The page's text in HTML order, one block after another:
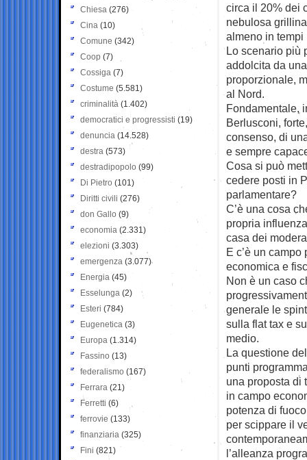
circa il 20% dei
nebulosa
almeno in tempi
Lo scenario più
addolcita da
proporzionale,
al Nord.
Fondamentale,
Berlusconi,
consenso, di
e sempre
Cosa si può
cedere posti in
parlamentare?
C’è una cosa
propria
casa dei
E c’è un
economica e
Non è un caso
generale le
sulla flat tax e
medio.
La questione
punti
una proposta di
in campo
potenza di
per scippare il
l’alleanza
Chiesa (276)
Cina (10)
Comune (342)
Coop (7)
Cossiga (7)
Costume (5.581)
criminalità (1.402)
democratici e progressisti (19)
denuncia (14.528)
destra (573)
destradipopolo (99)
Di Pietro (101)
Diritti civili (276)
don Gallo (9)
economia (2.331)
elezioni (3.303)
emergenza (3.077)
Energia (45)
Esselunga (2)
Esteri (784)
Eugenetica (3)
Europa (1.314)
Fassino (13)
federalismo (167)
Ferrara (21)
Ferretti (6)
ferrovie (133)
finanziaria (325)
Fini (821)